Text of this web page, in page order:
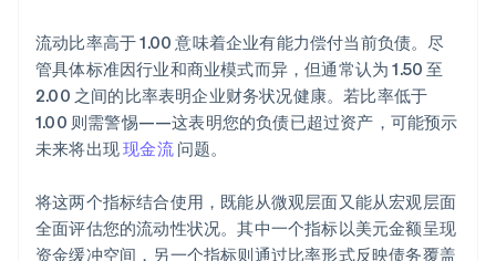
流动比率高于 1.00 意味着企业有能力偿付当前负债。尽
管具体标准因行业和商业模式而异，但通常认为 1.50 至
2.00 之间的比率表明企业财务状况健康。若比率低于
1.00 则需警惕——这表明您的负债已超过资产，可能预示
未来将出现现金流问题。
将这两个指标结合使用，既能从微观层面又能从宏观层面
全面评估您的流动性状况。其中一个指标以美元金额呈现
资金缓冲空间，另一个指标则通过比率形式反映债务覆盖